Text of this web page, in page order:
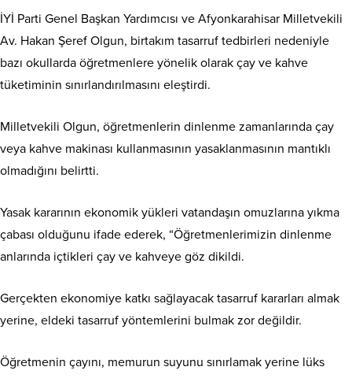
İYİ Parti Genel Başkan Yardımcısı ve Afyonkarahisar Milletvekili
Av. Hakan Şeref Olgun, birtakım tasarruf tedbirleri nedeniyle
bazı okullarda öğretmenlere yönelik olarak çay ve kahve
tüketiminin sınırlandırılmasını eleştirdi.
Milletvekili Olgun, öğretmenlerin dinlenme zamanlarında çay
veya kahve makinası kullanmasının yasaklanmasının mantıklı
olmadığını belirtti.
Yasak kararının ekonomik yükleri vatandaşın omuzlarına yıkma
çabası olduğunu ifade ederek, “Öğretmenlerimizin dinlenme
anlarında içtikleri çay ve kahveye göz dikildi.
Gerçekten ekonomiye katkı sağlayacak tasarruf kararları almak
yerine, eldeki tasarruf yöntemlerini bulmak zor değildir.
Öğretmenin çayını, memurun suyunu sınırlamak yerine lüks